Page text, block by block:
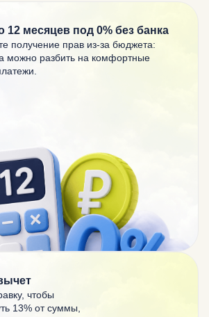
12 месяцев под 0% без банка
получение прав из-за бюджета:
можно разбить на комфортные
чтобы
13% от суммы,